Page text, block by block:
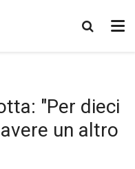
"Per dieci
un altro